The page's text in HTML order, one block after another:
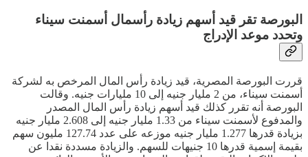
البورصة تقر قيد أسهم زيادة رأسمال أسمنت سيناء
وتحدد موعد الإدراج
قررت البورصة المصرية، قيد زيادة رأس المال المرخص به لشركة
أسمنت سيناء، من 2 مليار جنيه إلى 10 مليارات جنيه. وقالت
البورصة أنه تقرر كذلك قيد أسهم زيادة رأس المال المصدر
والمدفوع لأسمنت سيناء من 1.33 مليار جنيه إلى 2.608 مليار جنيه
بزيادة قدرها 1.277 مليار جنيه موزعه على عدد 127.74 مليون سهم
بقيمة إسمية قدرها 10 جنيهات للسهم. والزيادة مسددة نقدا عن